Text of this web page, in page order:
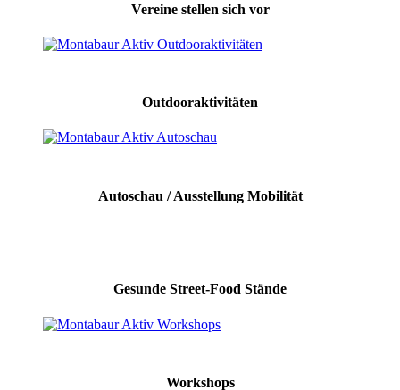
Vereine stellen sich vor
Outdooraktivitäten
Autoschau / Ausstellung Mobilität
Gesunde Street-Food Stände
Workshops